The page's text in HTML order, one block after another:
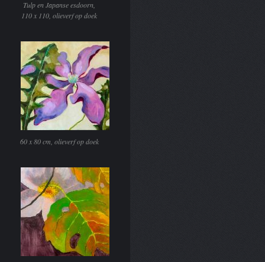
Tulp en Japanse esdoorn,
110 x 110, olieverf op doek
60 x 80 cm, olieverf op doek